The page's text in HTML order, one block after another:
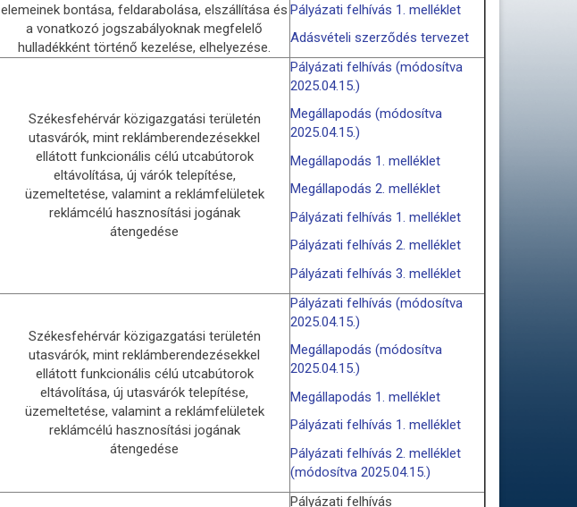
elemeinek bontása, feldarabolása, elszállítása és
a vonatkozó jogszabályoknak megfelelő
hulladékként történő kezelése, elhelyezése.
Pályázati felhívás 1. melléklet
Adásvételi szerződés tervezet
Székesfehérvár közigazgatási területén
utasvárók, mint reklámberendezésekkel
ellátott funkcionális célú utcabútorok
eltávolítása, új várók telepítése,
üzemeltetése, valamint a reklámfelületek
reklámcélú hasznosítási jogának
átengedése
Pályázati felhívás (módosítva
2025.04.15.)
Megállapodás (módosítva
2025.04.15.)
Megállapodás 1. melléklet
Megállapodás 2. melléklet
Pályázati felhívás 1. melléklet
Pályázati felhívás 2. melléklet
Pályázati felhívás 3. melléklet
Székesfehérvár közigazgatási területén
utasvárók, mint reklámberendezésekkel
ellátott funkcionális célú utcabútorok
eltávolítása, új utasvárók telepítése,
üzemeltetése, valamint a reklámfelületek
reklámcélú hasznosítási jogának
átengedése
Pályázati felhívás (módosítva
2025.04.15.)
Megállapodás (módosítva
2025.04.15.)
Megállapodás 1. melléklet
Pályázati felhívás 1. melléklet
Pályázati felhívás 2. melléklet
(módosítva 2025.04.15.)
Pályázati felhívás